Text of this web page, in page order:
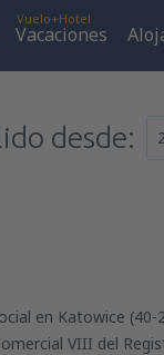
Vuelo+Hotel
Vacaciones
desde:
en Katowice
VIII del